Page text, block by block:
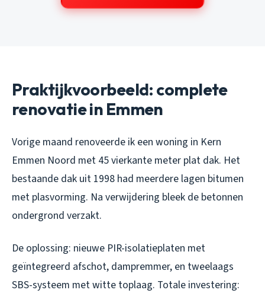
Praktijkvoorbeeld: complete
renovatie in Emmen
Vorige maand renoveerde ik een woning in Kern
Emmen Noord met 45 vierkante meter plat dak. Het
bestaande dak uit 1998 had meerdere lagen bitumen
met plasvorming. Na verwijdering bleek de betonnen
ondergrond verzakt.
De oplossing: nieuwe PIR-isolatieplaten met
geïntegreerd afschot, dampremmer, en tweelaags
SBS-systeem met witte toplaag. Totale investering: